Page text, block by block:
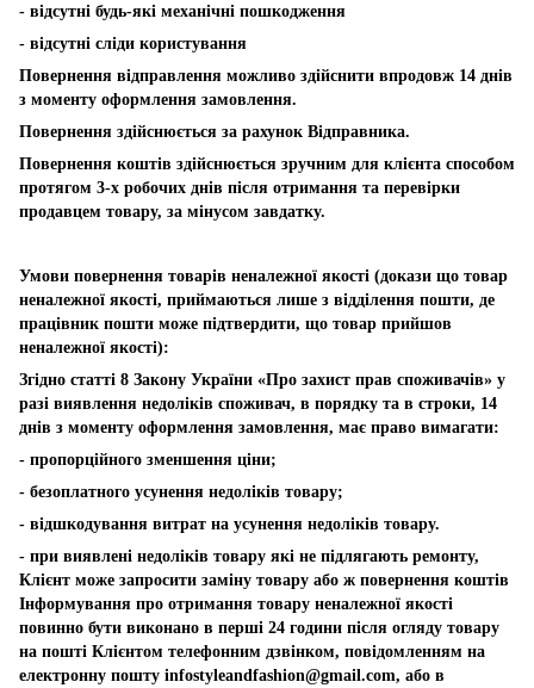
- відсутні будь-які механічні пошкодження
- відсутні сліди користування
Повернення відправлення можливо здійснити впродовж 14 днів
з моменту оформлення замовлення.
Повернення здійснюється за рахунок Відправника.
Повернення коштів здійснюється зручним для клієнта способом
протягом 3-х робочих днів після отримання та перевірки
продавцем товару, за мінусом завдатку.
Умови повернення товарів неналежної якості (докази що товар
неналежної якості, приймаються лише з відділення пошти, де
працівник пошти може підтвердити, що товар прийшов
неналежної якості):
Згідно статті 8 Закону України «Про захист прав споживачів» у
разі виявлення недоліків споживач, в порядку та в строки, 14
днів з моменту оформлення замовлення, має право вимагати:
- пропорційного зменшення ціни;
- безоплатного усунення недоліків товару;
- відшкодування витрат на усунення недоліків товару.
- при виявлені недоліків товару які не підлягають ремонту,
Клієнт може запросити заміну товару або ж повернення коштів
Інформування про отримання товару неналежної якості
повинно бути виконано в перші 24 години після огляду товару
на пошті Клієнтом телефонним дзвінком, повідомленням на
електронну пошту infostyleandfashion@gmail.com, або в